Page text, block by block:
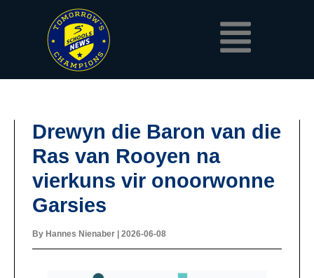
Drewyn die Baron van die
Ras van Rooyen na
vierkuns vir onoorwonne
Garsies
By Hannes Nienaber 2026-06-08